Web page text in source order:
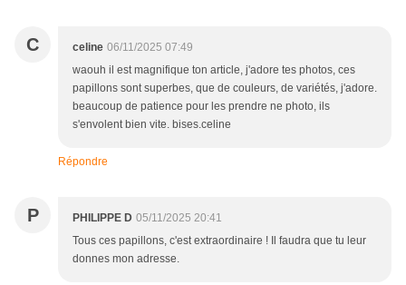
C celine 06/11/2025 07:49
waouh il est magnifique ton article, j'adore tes photos, ces
papillons sont superbes, que de couleurs, de variétés, j'adore.
beaucoup de patience pour les prendre ne photo, ils
s'envolent bien vite. bises.celine
Répondre
P PHILIPPE D 05/11/2025 20:41
Tous ces papillons, c'est extraordinaire ! Il faudra que tu leur
donnes mon adresse.